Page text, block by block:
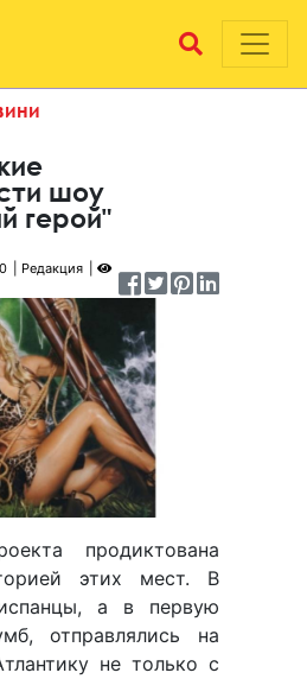
шоу
герой"
Редакция
продиктована
этих мест. В
а в первую
отправлялись на
не только с